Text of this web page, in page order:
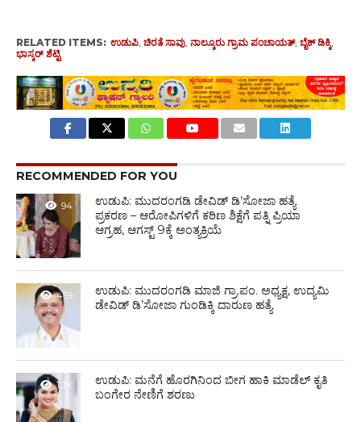
RELATED ITEMS: ಉಡುಪಿ, ಚಿರತೆ ಸಾವು, ನಾಲ್ಕೂರು ಗ್ರಾಮ ಪಂಚಾಯತ್, ಬೈಕ್ ಡಿಕ್ಕಿ,
ಭಾಸ್ಕರ್ ಶೆಟ್ಟಿ
RECOMMENDED FOR YOU
94
ಉಡುಪಿ: ಮುದರಂಗಡಿ ಡೇವಿಡ್ ಡಿ’ಸೋಜಾ ಹತ್ಯೆ
ಪ್ರಕರಣ – ಆರೋಪಿಗಳಿಗೆ ಕಠಿಣ ಶಿಕ್ಷೆಗೆ ಪತ್ನಿ ಪ್ರಿಯಾ
ಆಗ್ರಹ, ಆಗಸ್ಟ್ 9ಕ್ಕೆ ಅಂತ್ಯಕ್ರಿಯೆ
459
ಉಡುಪಿ: ಮುದರಂಗಡಿ ಮಾಜಿ ಗ್ರಾ.ಪಂ. ಅಧ್ಯಕ್ಷ, ಉದ್ಯಮಿ
ಡೇವಿಡ್ ಡಿ’ಸೋಜಾ ಗುಂಡಿಕ್ಕಿ ದಾರುಣ ಹತ್ಯೆ
1.3K
ಉಡುಪಿ: ಮನೆಗೆ ಹೊರಗಿನಿಂದ ಬೀಗ ಹಾಕಿ ಮಾಡೆಲ್ ಕೃತಿ
ಬಂಗೇರ ನೇಣಿಗೆ ಶರಣು